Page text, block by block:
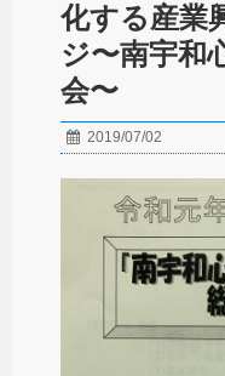
化する産業
ジ〜南宇和
会〜
2019/07/02